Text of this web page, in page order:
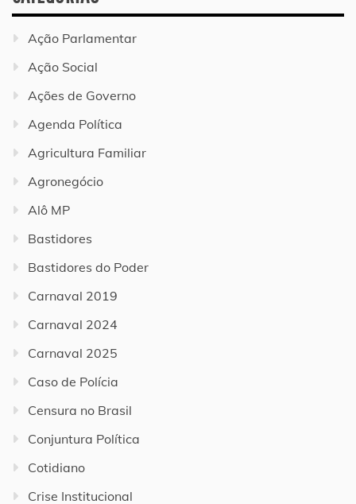
Ação Parlamentar
Ação Social
Ações de Governo
Agenda Política
Agricultura Familiar
Agronegócio
Alô MP
Bastidores
Bastidores do Poder
Carnaval 2019
Carnaval 2024
Carnaval 2025
Caso de Polícia
Censura no Brasil
Conjuntura Política
Cotidiano
Crise Institucional